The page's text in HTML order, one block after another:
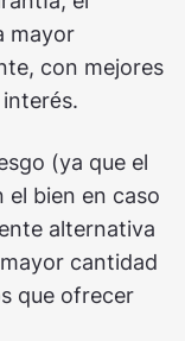
mayor
con mejores
(ya que el
el bien en caso
alternativa
cantidad
que ofrecer